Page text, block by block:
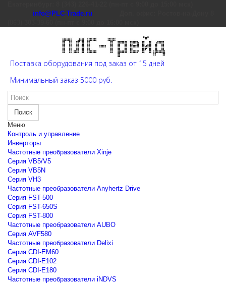
info@PLC-Trade.ru
Поставка оборудования под заказ от 15 дней
Минимальный заказ 5000 руб.
Поиск
Меню
Контроль и управление
Инверторы
Частотные преобразователи Xinje
Cерия VB5/V5
Cерия VB5N
Cерия VH3
Частотные преобразователи Anyhertz Drive
Серия FST-500
Серия FST-650S
Серия FST-800
Частотные преобразователи AUBO
Серия AVF580
Частотные преобразователи Delixi
Серия CDI-EM60
Серия CDI-E102
Серия CDI-E180
Частотные преобразователи iNDVS